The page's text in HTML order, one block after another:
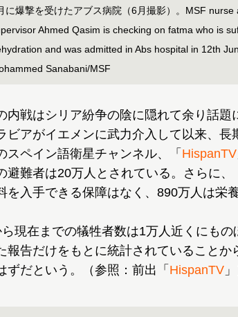
に爆撃を受けたアブス病院（6月撮影）。MSF
Ahmed Qasim is checking on fatma who is
and was admitted in Abs hospital in 12th
Sanabani/MSF
戦はシリア紛争の陰に隠れて余り話題
ビアがイエメンに武力介入して以来、
スペイン語衛星チャンネル、「 HispanTV
避難者は20万人とされている。さらに、
を入手できる保障はなく、890万人は栄
現在までの犠牲者数は1万人近くにもの
報告だけをもとに統計されていること
ずだという。（参照：前出「 HispanTV 」